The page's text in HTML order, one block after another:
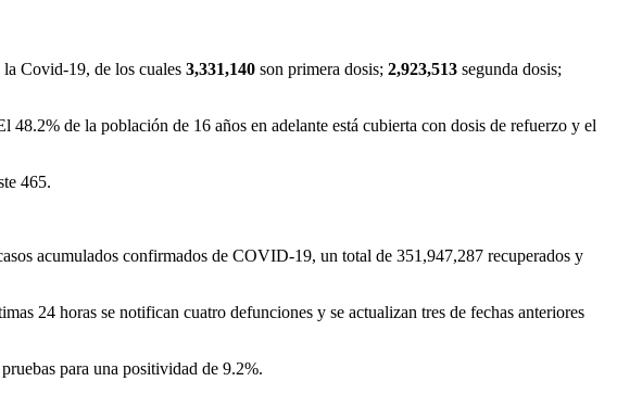
Covid-19, de los cuales 3,331,140 son primera dosis; 2,923,513 segunda dosis;
de la población de 16 años en adelante está cubierta con dosis de refuerzo y el
465.
acumulados confirmados de COVID-19, un total de 351,947,287 recuperados y
24 horas se notifican cuatro defunciones y se actualizan tres de fechas anteriores
para una positividad de 9.2%.